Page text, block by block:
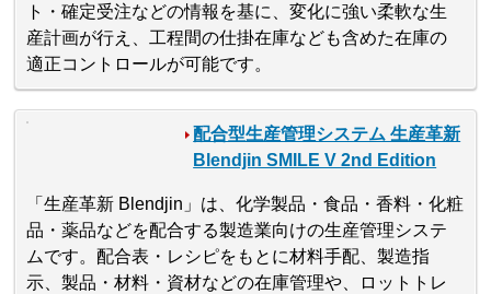
ト・確定受注などの情報を基に、変化に強い柔軟な生
産計画が行え、工程間の仕掛在庫なども含めた在庫の
適正コントロールが可能です。
配合型生産管理システム 生産革新
Blendjin SMILE V 2nd Edition
「生産革新 Blendjin」は、化学製品・食品・香料・化粧
品・薬品などを配合する製造業向けの生産管理システ
ムです。配合表・レシピをもとに材料手配、製造指
示、製品・材料・資材などの在庫管理や、ロットトレ